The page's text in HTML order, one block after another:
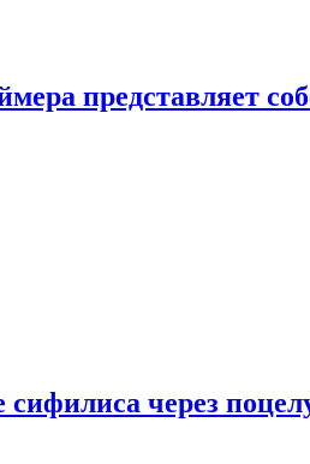
представляет
сифилиса через